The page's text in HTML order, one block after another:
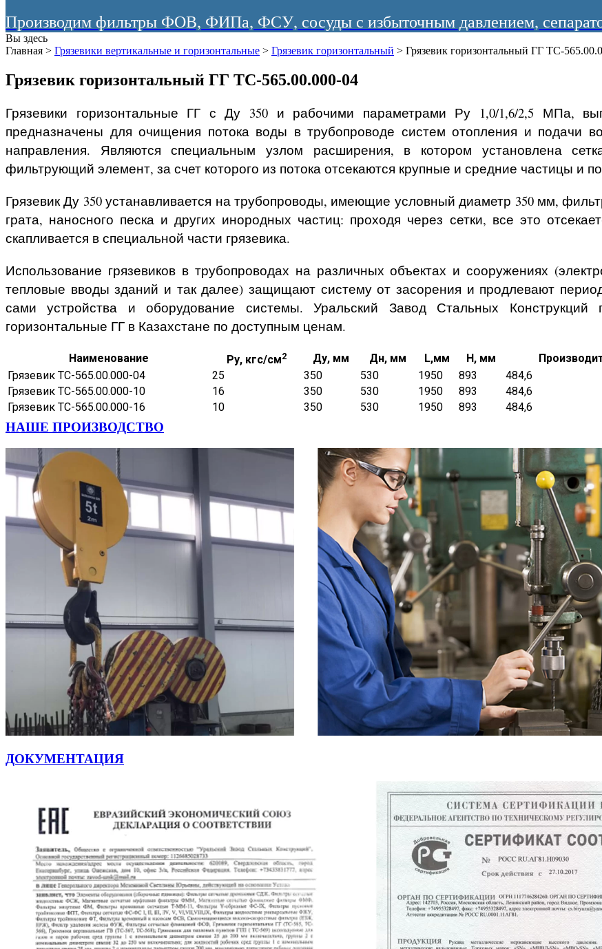
Производим фильтры ФОВ, ФИПа, ФСУ, сосуды с избыточным давлением,
Вы здесь
Главная > Грязевики вертикальные и горизонтальные > Грязевик горизонтальный > Грязевик горизонтальный ГГ ТС-
Грязевик горизонтальный ГГ ТС-565.00.000-04
Грязевики горизонтальные ГГ с Ду 350 и рабочими параметрами Ру 1,0/1,6/2,5 МПа,
предназначены для очищения потока воды в трубопроводе систем отопления и подачи
направления. Являются специальным узлом расширения, в котором установлена
фильтрующий элемент, за счет которого из потока отсекаются крупные и средние частицы и
Грязевик Ду 350 устанавливается на трубопроводы, имеющие условный диаметр 350 мм,
грата, наносного песка и других инородных частиц: проходя через сетки, все это
скапливается в специальной части грязевика.
Использование грязевиков в трубопроводах на различных объектах и сооружениях
тепловые вводы зданий и так далее) защищают систему от засорения и продлевают
сами устройства и оборудование системы. Уральский Завод Стальных Конструкций
горизонтальные ГГ в Казахстане по доступным ценам.
Наименование Ру, кгс/см2 Ду, мм Дн, мм L,мм H, мм
Грязевик ТС-565.00.000-04
25 350 530 1950 893 484,6
Грязевик ТС-565.00.000-10
16 350 530 1950 893 484,6
Грязевик ТС-565.00.000-16
10 350 530 1950 893 484,6
НАШЕ ПРОИЗВОДСТВО
ДОКУМЕНТАЦИЯ